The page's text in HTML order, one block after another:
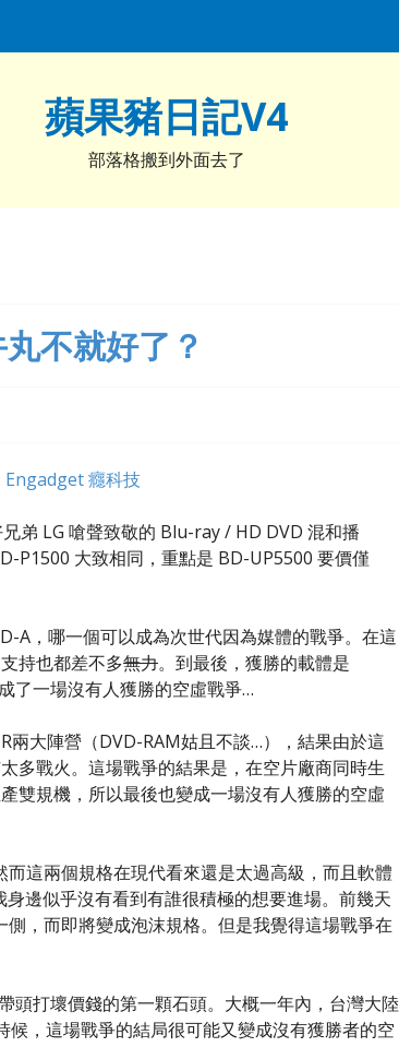
蘋果豬日記V4
部落格搬到外面去了
不就好了？
Engadget 癮科技
弟 LG 嗆聲致敬的 Blu-ray / HD DVD 混和播
P1500 大致相同，重點是 BD-UP5500 要價僅
A，哪一個可以成為次世代因為媒體的戰爭。在這
持也都差不多無力。到最後，獲勝的載體是
了一場沒有人獲勝的空虛戰爭…
兩大陣營（DVD-RAM姑且不談…），結果由於這
多戰火。這場戰爭的結果是，在空片廠商同時生
雙規機，所以最後也變成一場沒有人獲勝的空虛
這兩個規格在現代看來還是太過高級，而且軟體
邊似乎沒有看到有誰很積極的想要進場。前幾天
，而即將變成泡沫規格。但是我覺得這場戰爭在
頭打壞價錢的第一顆石頭。大概一年內，台灣大陸
，這場戰爭的結局很可能又變成沒有獲勝者的空